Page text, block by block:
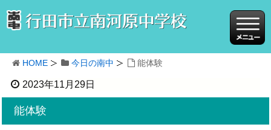
HOME 今日の南中 能体験
2023年11月29日
能体験